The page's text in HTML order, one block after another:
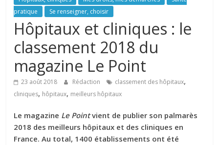
santé
de
toute
famille
pratique
Se renseigner, choisir
Hôpitaux et cliniques : le
classement 2018 du
magazine Le Point
23 août 2018 Rédaction classement des hôpitaux,
cliniques, hôpitaux, meilleurs hôpitaux
Le magazine Le Pointvient de publier son palmarès
2018 des meilleurs hôpitaux et des cliniques en
France. Au total, 1400 établissements ont été